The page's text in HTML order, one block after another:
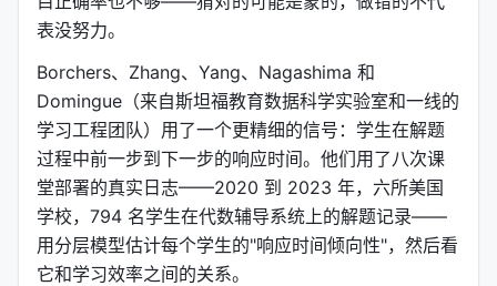
表没努力。
Borchers、Zhang、Yang、Nagashima 和
Domingue（来自斯坦福教育数据科学实验室和一线的
学习工程团队）用了一个更精细的信号：学生在解题
过程中前一步到下一步的响应时间。他们用了八次课
堂部署的真实日志——2020 到 2023 年，六所美国
学校，794 名学生在代数辅导系统上的解题记录——
用分层模型估计每个学生的"响应时间倾向性"，然后看
它和学习效率之间的关系。